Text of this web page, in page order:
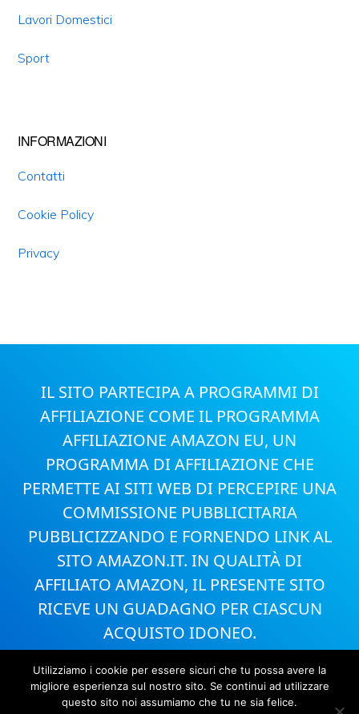
Lavori Domestici
Sport
INFORMAZIONI
Contatti
Cookie Policy
Privacy
IL SITO PARTECIPA A PROGRAMMI DI
AFFILIAZIONE COME IL PROGRAMMA
AFFILIAZIONE AMAZON EU, UN
PROGRAMMA DI AFFILIAZIONE CHE
PERMETTE AI SITI WEB DI PERCEPIRE UNA
COMMISSIONE PUBBLICITARIA
PUBBLICIZZANDO E FORNENDO LINK AL
SITO AMAZON.IT. IN QUALITÀ DI
AFFILIATO AMAZON, IL PRESENTE SITO
RICEVE UN GUADAGNO PER CIASCUN
ACQUISTO IDONEO.
Utilizziamo i cookie per essere sicuri che tu possa avere la
migliore esperienza sul nostro sito. Se continui ad utilizzare
questo sito noi assumiamo che tu ne sia felice.